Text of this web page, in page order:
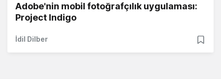
Adobe'nin mobil fotoğrafçılık uygulaması:
Project Indigo
İdil Dilber